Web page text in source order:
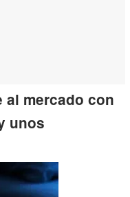
al mercado con
unos